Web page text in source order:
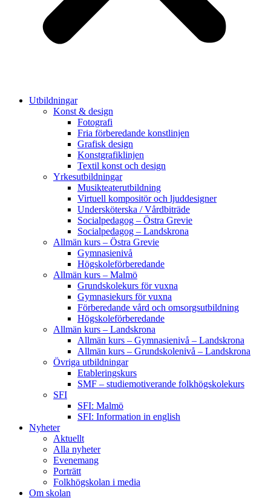
Utbildningar
Konst & design
Fotografi
Fria förberedande konstlinjen
Grafisk design
Konstgrafiklinjen
Textil konst och design
Yrkesutbildningar
Musikteaterutbildning
Virtuell kompositör och ljuddesigner
Undersköterska / Vårdbiträde
Socialpedagog – Östra Grevie
Socialpedagog – Landskrona
Allmän kurs – Östra Grevie
Gymnasienivå
Högskoleförberedande
Allmän kurs – Malmö
Grundskolekurs för vuxna
Gymnasiekurs för vuxna
Förberedande vård och omsorgsutbildning
Högskoleförberedande
Allmän kurs – Landskrona
Allmän kurs – Gymnasienivå – Landskrona
Allmän kurs – Grundskolenivå – Landskrona
Övriga utbildningar
Etableringskurs
SMF – studiemotiverande folkhögskolekurs
SFI
SFI: Malmö
SFI: Information in english
Nyheter
Aktuellt
Alla nyheter
Evenemang
Porträtt
Folkhögskolan i media
Om skolan